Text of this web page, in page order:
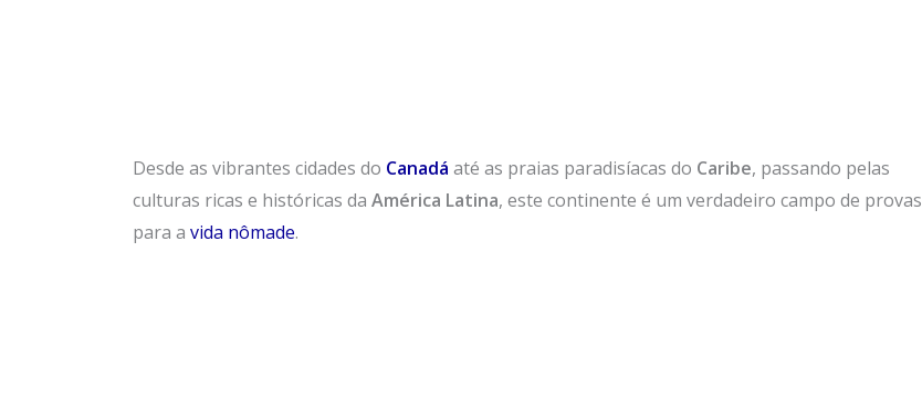
Desde as vibrantes cidades do Canadá até as praias paradisíacas do Caribe, passando pelas
culturas ricas e históricas da América Latina, este continente é um verdadeiro campo de provas
para a vida nômade.